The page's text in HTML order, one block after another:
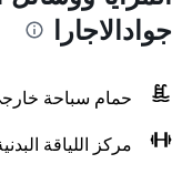
جوادالاجارا
حمام سباحة
مركز اللياقة